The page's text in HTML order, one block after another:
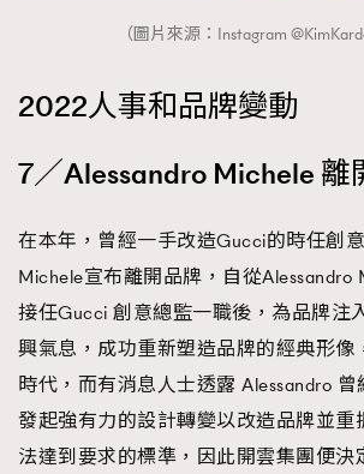
（圖片來源：Instagram
2022人事和品牌變動
7／Alessandro Michele 離
在本年，曾經一手改造Gucci的時任創
Michele宣布離開品牌，自從Alessandro
接任Gucci 創意總監一職後，為品牌注
興氣息，成功重新塑造品牌的經典形像
時代，而有消息人士透露 Alessandro
發起強有力的設計轉變以改造品牌並重
法達到要求的標準，因此開雲集團便決